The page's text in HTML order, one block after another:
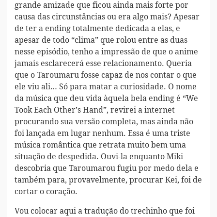
grande amizade que ficou ainda mais forte por
causa das circunstâncias ou era algo mais? Apesar
de ter a ending totalmente dedicada a elas, e
apesar de todo “clima” que rolou entre as duas
nesse episódio, tenho a impressão de que o anime
jamais esclarecerá esse relacionamento. Queria
que o Taroumaru fosse capaz de nos contar o que
ele viu ali… Só para matar a curiosidade. O nome
da música que deu vida àquela bela ending é “We
Took Each Other’s Hand”, revirei a internet
procurando sua versão completa, mas ainda não
foi lançada em lugar nenhum. Essa é uma triste
música romântica que retrata muito bem uma
situação de despedida. Ouvi-la enquanto Miki
descobria que Taroumarou fugiu por medo dela e
também para, provavelmente, procurar Kei, foi de
cortar o coração.
Vou colocar aqui a tradução do trechinho que foi